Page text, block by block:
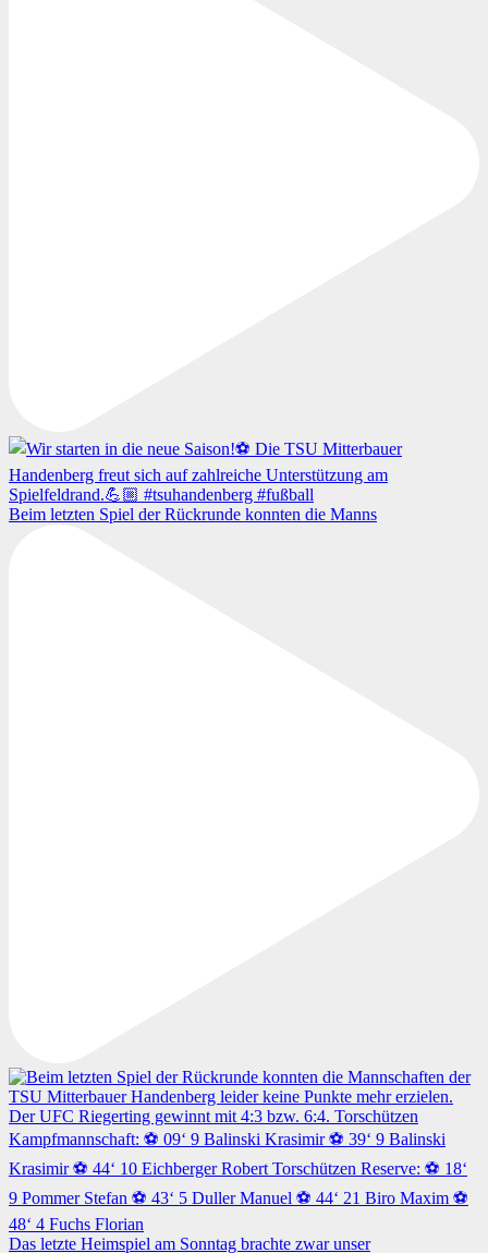
Beim letzten Spiel der Rückrunde konnten die Manns
Das letzte Heimspiel am Sonntag brachte zwar unser